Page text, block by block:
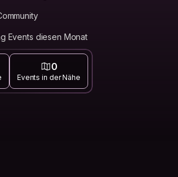
Events diesen Monat
0
Events in der Nähe